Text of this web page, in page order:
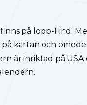
på lopp-Find.
kartan och
är inriktad på USA